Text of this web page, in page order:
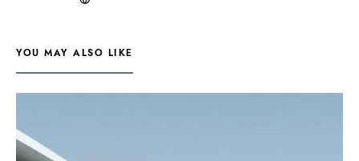
YOU MAY ALSO LIKE